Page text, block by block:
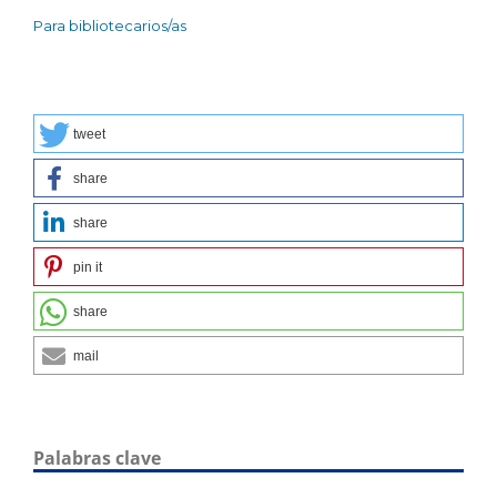
Para bibliotecarios/as
tweet
share
share
pin it
share
mail
Palabras clave